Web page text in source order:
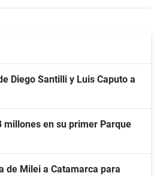
Diego Santilli y Luis Caputo a
millones en su primer Parque
de Milei a Catamarca para